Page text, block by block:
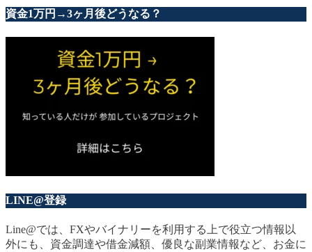
資金1万円→3ヶ月後どうなる？
LINE@登録
Line@では、FXやバイナリーを利用する上で役立つ情報以
外にも、資金調達や借金減額、優良な副業情報など、お金に